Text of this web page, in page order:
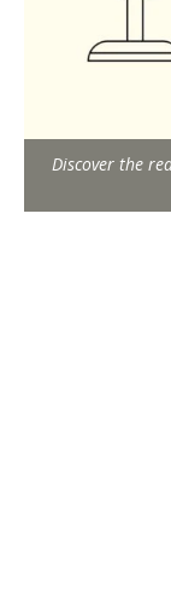
Discover the